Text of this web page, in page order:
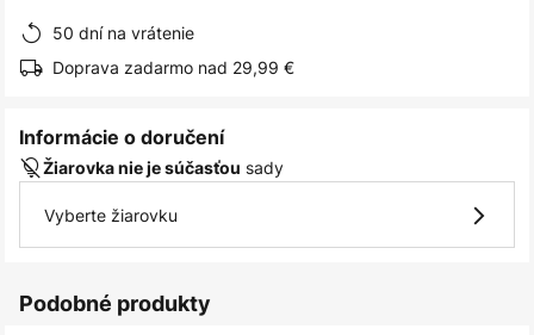
50 dní na vrátenie
Doprava zadarmo nad 29,99 €
Informácie o doručení
Žiarovka nie je súčasťou sady
Vyberte žiarovku
Podobné produkty